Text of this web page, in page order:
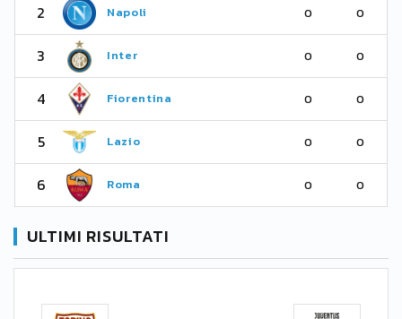
2 Napoli 0 0
3 Inter 0 0
4 Fiorentina 0 0
5 Lazio 0 0
6 Roma 0 0
ULTIMI RISULTATI